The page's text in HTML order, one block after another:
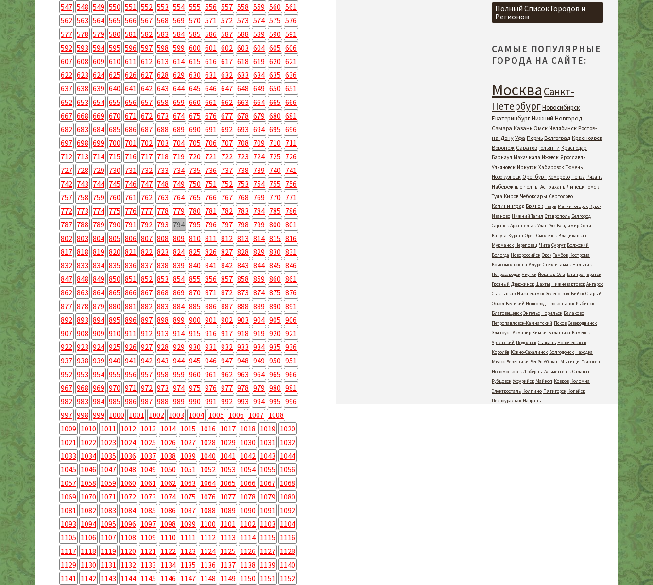
547 548 549 550 551 552 553 554 555 556 557 558 559 560 561
562 563 564 565 566 567 568 569 570 571 572 573 574 575 576
577 578 579 580 581 582 583 584 585 586 587 588 589 590 591
592 593 594 595 596 597 598 599 600 601 602 603 604 605 606
607 608 609 610 611 612 613 614 615 616 617 618 619 620 621
622 623 624 625 626 627 628 629 630 631 632 633 634 635 636
637 638 639 640 641 642 643 644 645 646 647 648 649 650 651
652 653 654 655 656 657 658 659 660 661 662 663 664 665 666
667 668 669 670 671 672 673 674 675 676 677 678 679 680 681
682 683 684 685 686 687 688 689 690 691 692 693 694 695 696
697 698 699 700 701 702 703 704 705 706 707 708 709 710 711
712 713 714 715 716 717 718 719 720 721 722 723 724 725 726
727 728 729 730 731 732 733 734 735 736 737 738 739 740 741
742 743 744 745 746 747 748 749 750 751 752 753 754 755 756
757 758 759 760 761 762 763 764 765 766 767 768 769 770 771
772 773 774 775 776 777 778 779 780 781 782 783 784 785 786
787 788 789 790 791 792 793 794 795 796 797 798 799 800 801
802 803 804 805 806 807 808 809 810 811 812 813 814 815 816
817 818 819 820 821 822 823 824 825 826 827 828 829 830 831
832 833 834 835 836 837 838 839 840 841 842 843 844 845 846
847 848 849 850 851 852 853 854 855 856 857 858 859 860 861
862 863 864 865 866 867 868 869 870 871 872 873 874 875 876
877 878 879 880 881 882 883 884 885 886 887 888 889 890 891
892 893 894 895 896 897 898 899 900 901 902 903 904 905 906
907 908 909 910 911 912 913 914 915 916 917 918 919 920 921
922 923 924 925 926 927 928 929 930 931 932 933 934 935 936
937 938 939 940 941 942 943 944 945 946 947 948 949 950 951
952 953 954 955 956 957 958 959 960 961 962 963 964 965 966
967 968 969 970 971 972 973 974 975 976 977 978 979 980 981
982 983 984 985 986 987 988 989 990 991 992 993 994 995 996
997 998 999 1000 1001 1002 1003 1004 1005 1006 1007 1008
1009 1010 1011 1012 1013 1014 1015 1016 1017 1018 1019 1020
1021 1022 1023 1024 1025 1026 1027 1028 1029 1030 1031 1032
1033 1034 1035 1036 1037 1038 1039 1040 1041 1042 1043 1044
1045 1046 1047 1048 1049 1050 1051 1052 1053 1054 1055 1056
1057 1058 1059 1060 1061 1062 1063 1064 1065 1066 1067 1068
1069 1070 1071 1072 1073 1074 1075 1076 1077 1078 1079 1080
1081 1082 1083 1084 1085 1086 1087 1088 1089 1090 1091 1092
1093 1094 1095 1096 1097 1098 1099 1100 1101 1102 1103 1104
1105 1106 1107 1108 1109 1110 1111 1112 1113 1114 1115 1116
1117 1118 1119 1120 1121 1122 1123 1124 1125 1126 1127 1128
1129 1130 1131 1132 1133 1134 1135 1136 1137 1138 1139 1140
1141 1142 1143 1144 1145 1146 1147 1148 1149 1150 1151 1152
Полный Список Городов и
Регионов
САМЫЕ ПОПУЛЯРНЫЕ
ГОРОДА НА САЙТЕ:
Москва Санкт-
ПетербургНовосибирск
ЕкатеринбургНижний Новгород
Самара Казань Омск Челябинск Ростов-
на-Дону Уфа Пермь Волгоград Красноярск
Воронеж Саратов Тольятти Краснодар
Барнаул Махачкала Ижевск Ярославль
Ульяновск Иркутск Хабаровск Тюмень
Новокузнецк Оренбург Кемерово Пенза Рязань
Набережные Челны Астрахань Липецк Томск
Тула Киров Чебоксары Сертолово
Калининград Брянск Тверь Магнитогорск Курск
Иваново Нижний Тагил Ставрополь Белгород
Саранск Архангельск Улан-Удэ Владимир Сочи
Калуга Курган Орёл Смоленск Владикавказ
Мурманск Череповец Чита Сургут Волжский
Вологда Новороссийск Орск Тамбов Кострома
Комсомольск-на-Амуре Стерлитамак Нальчик
Петрозаводск Якутск Йошкар-Ола Таганрог Братск
Грозный Дзержинск Шахты Нижневартовск Ангарск
Сыктывкар Нижнекамск Зеленоград Бийск Старый
Оскол Великий Новгород Прокопьевск Рыбинск
Благовещенск Энгельс Норильск Балаково
Петропавловск-Камчатский Псков Северодвинск
Златоуст Армавир Химки Балашиха Каменск-
Уральский Подольск Сызрань Новочеркасск
Королёв Южно-Сахалинск Волгодонск Находка
Миасс Березники Венёв Абакан Мытищи Грязовец
Новомосковск Люберцы Альметьевск Салават
Рубцовск Уссурийск Майкоп Ковров Коломна
Электросталь Колпино Пятигорск Копейск
Первоуральск Назрань